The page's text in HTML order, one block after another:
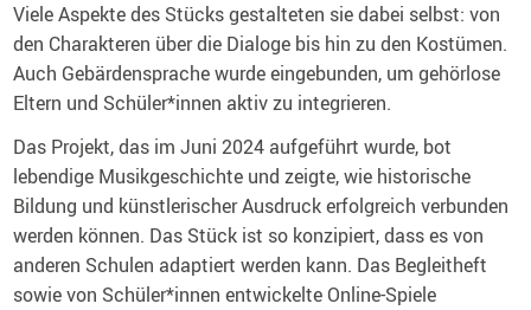
Viele Aspekte des Stücks gestalteten sie dabei selbst: von
den Charakteren über die Dialoge bis hin zu den Kostümen.
Auch Gebärdensprache wurde eingebunden, um gehörlose
Eltern und Schüler*innen aktiv zu integrieren.
Das Projekt, das im Juni 2024 aufgeführt wurde, bot
lebendige Musikgeschichte und zeigte, wie historische
Bildung und künstlerischer Ausdruck erfolgreich verbunden
werden können. Das Stück ist so konzipiert, dass es von
anderen Schulen adaptiert werden kann. Das Begleitheft
sowie von Schüler*innen entwickelte Online-Spiele